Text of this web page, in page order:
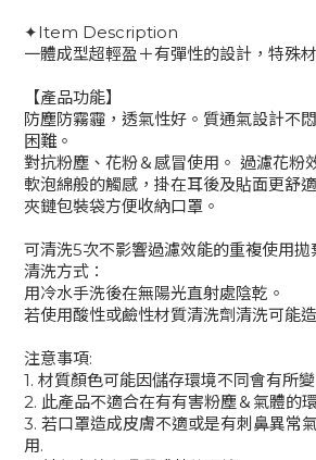
✦Item Description
一體成型超輕盈＋有彈性的設計，特殊材
【產品功能】
防塵防霧霾，透氣性好。質通氣設計不
困難。
對抗粉塵、花粉＆感冒使用。 過濾花粉
軟泡綿般的觸感，掛在耳後及貼面更舒適
夾鏈包裝袋方便收納口罩。
可清洗5次不影響過濾效能的重複使用拋
清洗方式：
用冷水手洗後在無陽光直射處陰乾。
若使用酸性或鹼性材質清洗劑清洗可能
注意事項:
1. 材質顏色可能因儲存環境不同會有所
2. 此產品不適合在有有害粉塵＆氣體的
3. 若口罩造成皮膚不適或是有刺鼻異常
用.